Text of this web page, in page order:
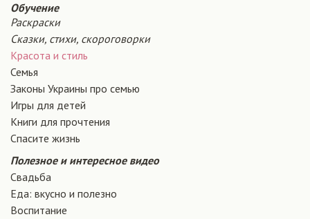
Обучение
Раскраски
Сказки, стихи, скороговорки
Красота и стиль
Семья
Законы Украины про семью
Игры для детей
Книги для прочтения
Спасите жизнь
Полезное и интересное видео
Свадьба
Еда: вкусно и полезно
Воспитание